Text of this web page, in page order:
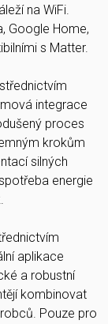
na WiFi.
Google Home,
s Matter.
integrace
proces
krokům
silných
energie
aplikace
a robustní
kombinovat
Pouze pro